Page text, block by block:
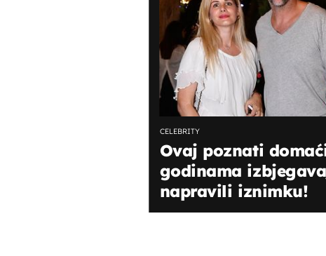
CELEBRITY
Ovaj poznati
godinama
napravili iznimku!